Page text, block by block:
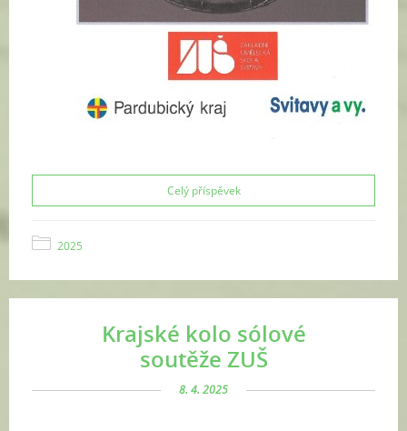
Celý příspěvek
2025
Krajské kolo sólové
soutěže ZUŠ
8. 4. 2025